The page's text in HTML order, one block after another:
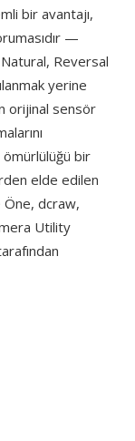
bir avantajı,
—
Reversal
yerine
orijinal sensör
ömürlülüğü bir
elde edilen
Öne, dcraw,
Utility